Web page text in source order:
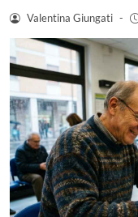
Valentina Giungati -